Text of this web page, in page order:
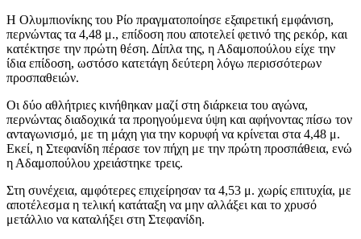
Η Ολυμπιονίκης του Ρίο πραγματοποίησε εξαιρετική εμφάνιση,
περνώντας τα 4,48 μ., επίδοση που αποτελεί φετινό της ρεκόρ, και
κατέκτησε την πρώτη θέση. Δίπλα της, η Αδαμοπούλου είχε την
ίδια επίδοση, ωστόσο κατετάγη δεύτερη λόγω περισσότερων
προσπαθειών.
Οι δύο αθλήτριες κινήθηκαν μαζί στη διάρκεια του αγώνα,
περνώντας διαδοχικά τα προηγούμενα ύψη και αφήνοντας πίσω τον
ανταγωνισμό, με τη μάχη για την κορυφή να κρίνεται στα 4,48 μ.
Εκεί, η Στεφανίδη πέρασε τον πήχη με την πρώτη προσπάθεια, ενώ
η Αδαμοπούλου χρειάστηκε τρεις.
Στη συνέχεια, αμφότερες επιχείρησαν τα 4,53 μ. χωρίς επιτυχία, με
αποτέλεσμα η τελική κατάταξη να μην αλλάξει και το χρυσό
μετάλλιο να καταλήξει στη Στεφανίδη.